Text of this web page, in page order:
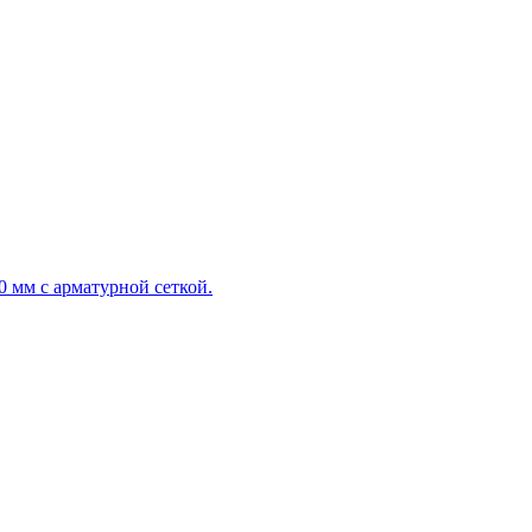
с арматурной сеткой.